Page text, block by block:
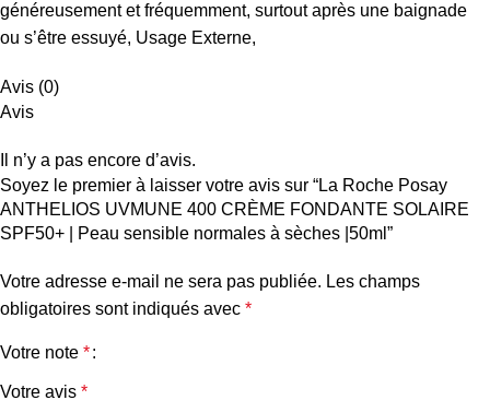
généreusement et fréquemment, surtout après une baignade
ou s’être essuyé, Usage Externe,
Avis (0)
Avis
Il n’y a pas encore d’avis.
Soyez le premier à laisser votre avis sur “La Roche Posay
ANTHELIOS UVMUNE 400 CRÈME FONDANTE SOLAIRE
SPF50+ | Peau sensible normales à sèches |50ml”
Votre adresse e-mail ne sera pas publiée. Les champs
obligatoires sont indiqués avec *
Votre note *
Votre avis *